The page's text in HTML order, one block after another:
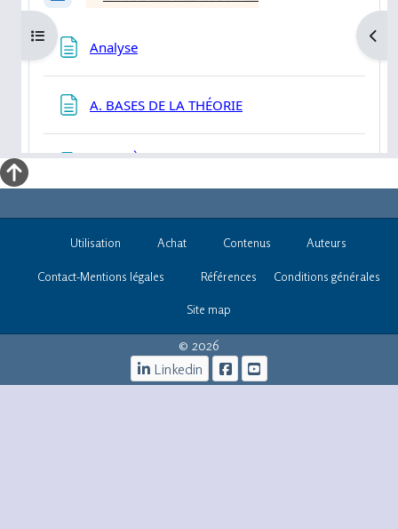
Utilisation Achat Contenus Auteurs
Contact-Mentions légales Références Conditions générales
Site map
© 2026
Linkedin